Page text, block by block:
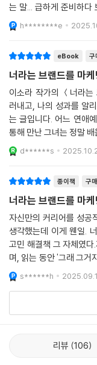
- 김경민 (500글로벌매니지
되기까지, 치열하게 고민
저자만이 줄 수 있는 솔직
길어 올린 생생한 이야
해서는 인정받기 어려운
것이다.
- 신은혜 (500글로벌 수석
이 낸 성과를 명확히 전달
이었다. 혼자만 알고 있기
전해지길 기대한다.
- 천인우 (《브레이킹 루틴》
‘브랜드’라는 포장지를
는 알맹이가 나왔다. 꿈
리고 스스로에 대해 공
랜딩이란, 겉보기를 넘어
이혼 전문 변호사로서
는 말... 급하게 준비하다
더라고요 그 부분을 잘
리고 필요한 영어
h********e
eBook 구
너라는 브랜드를 마
이소라 작가의 ＜너라
러내고, 나의 성과를 알
는 글입니다. 어느 연애
통해 만난 그녀는 정말
을 만드는 삶을 살아보고
d******s
종이책 구매
너라는 브랜드를 마
자신만의 커리어를 성공
생각했는데 이게 웬일.
고민 해결책 그 자체였
며, 읽는 동안 '그래 그거
힘든 시간은 사라지지
말이 어찌나
s******h
리뷰 106